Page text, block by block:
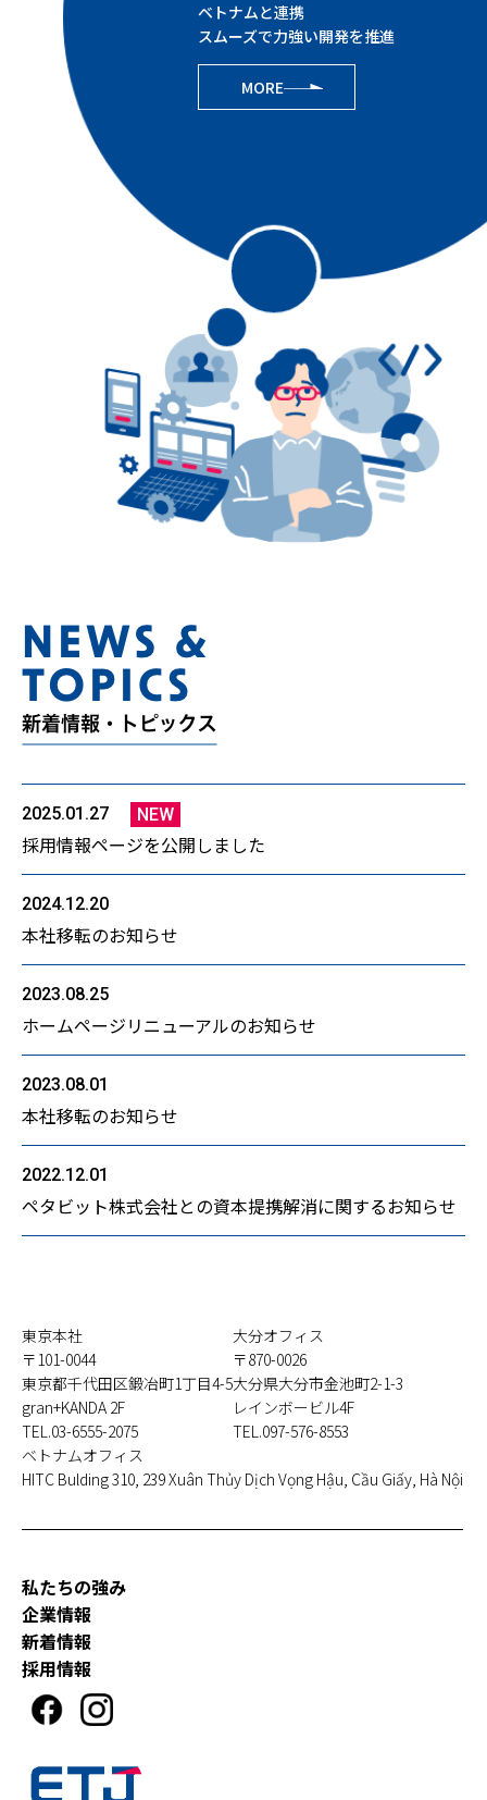
ベトナムと連携
スムーズで力強い開発を推進
MORE
2025.01.27 NEW
採用情報ページを公開しました
2024.12.20
本社移転のお知らせ
2023.08.25
ホームページリニューアルのお知らせ
2023.08.01
本社移転のお知らせ
2022.12.01
ペタビット株式会社との資本提携解消に関するお知らせ
東京本社
〒101-0044
東京都千代田区鍛冶町1丁目4-5
gran+KANDA 2F
TEL.03-6555-2075
大分オフィス
〒870-0026
大分県大分市金池町2-1-3
レインボービル4F
TEL.097-576-8553
ベトナムオフィス
HITC Bulding 310, 239 Xuân Thủy Dịch Vọng Hậu, Cầu Giấy, Hà Nội
私たちの強み
企業情報
新着情報
採用情報